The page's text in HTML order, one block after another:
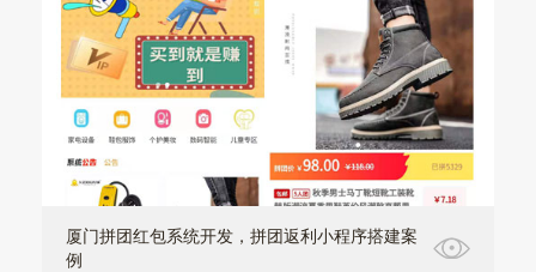
厦门拼团红包系统开发，拼团返利小程序搭建案
例